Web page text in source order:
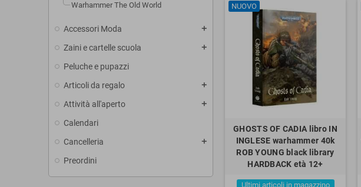
Warhammer The Old World
Accessori Moda add
Zaini e cartelle scuola add
Peluche e pupazzi
Articoli da regalo
add
Attività all'aperto add
Calendari
Cancelleria
add
Preordini
NUOVO
GHOSTS OF CADIA libro IN
INGLESE warhammer 40k
ROB YOUNG black library
HARDBACK età 12+
Ultimi articoli in magazzino